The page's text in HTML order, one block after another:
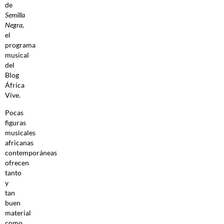
de
Semilla
Negra,
el
programa
musical
del
Blog
África
Vive.
Pocas
figuras
musicales
africanas
contemporáneas
ofrecen
tanto
y
tan
buen
material